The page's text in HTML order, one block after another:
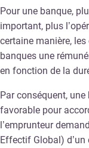
Pour une banque,
important, plus
certaine manière,
banques une
en fonction de la
Par conséquent,
favorable pour
l’emprunteur
Effectif Global)